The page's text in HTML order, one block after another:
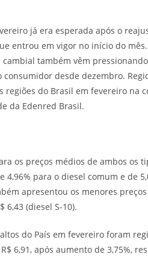
já era esperada após o
entrou em vigor no início do
também vêm
desde dezembro.
do Brasil em fevereiro na
da Edenred Brasil.
os preços médios de ambos os
para o diesel comum e de
apresentou os menores
6,43 (diesel S-10).
do País em fevereiro foram
6,91, após aumento de 3,75%,